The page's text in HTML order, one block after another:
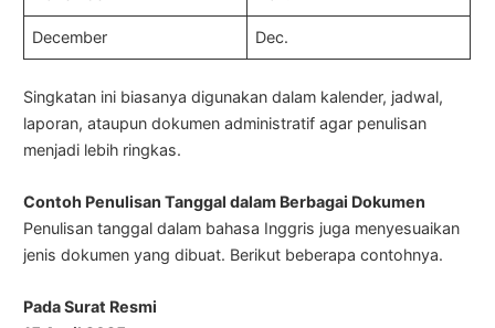
December Dec.
Singkatan ini biasanya digunakan dalam kalender, jadwal,
laporan, ataupun dokumen administratif agar penulisan
menjadi lebih ringkas.
Contoh Penulisan Tanggal dalam Berbagai Dokumen
Penulisan tanggal dalam bahasa Inggris juga menyesuaikan
jenis dokumen yang dibuat. Berikut beberapa contohnya.
Pada Surat Resmi